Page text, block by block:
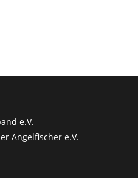
e.V.
Angelfischer e.V.